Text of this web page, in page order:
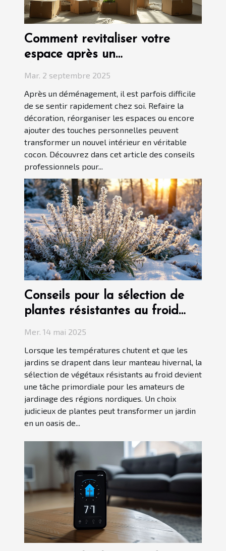
Comment revitaliser votre
espace après un
Mar. 2 septembre 2025
Après un déménagement, il est parfois difficile
de se sentir rapidement chez soi. Refaire la
décoration, réorganiser les espaces ou encore
ajouter des touches personnelles peuvent
transformer un nouvel intérieur en véritable
cocon. Découvrez dans cet article des conseils
professionnels pour...
Conseils pour la sélection de
plantes résistantes au froid
Mer. 14 mai 2025
Lorsque les températures chutent et que les
jardins se drapent dans leur manteau hivernal, la
sélection de végétaux résistants au froid devient
une tâche primordiale pour les amateurs de
jardinage des régions nordiques. Un choix
judicieux de plantes peut transformer un jardin
en un oasis de...